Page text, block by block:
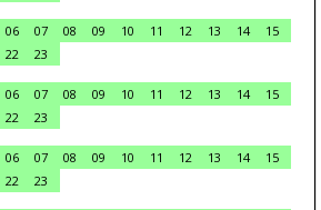
06 07 08 09 10 11 12 13 14
15
22
23
06 07 08 09 10 11 12 13 14
15
22
23
06 07 08 09 10 11 12 13 14
15
22
23